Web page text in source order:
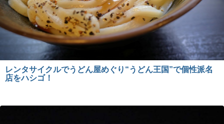
レンタサイクルでうどん屋めぐり“うどん王国”で個性派名
店をハシゴ！